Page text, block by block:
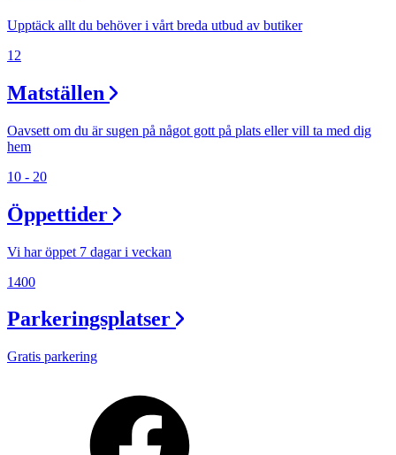
Upptäck allt du behöver i vårt breda utbud av butiker
12
Matställen
Oavsett om du är sugen på något gott på plats eller vill ta med dig
hem
10 - 20
Öppettider
Vi har öppet 7 dagar i veckan
1400
Parkeringsplatser
Gratis parkering